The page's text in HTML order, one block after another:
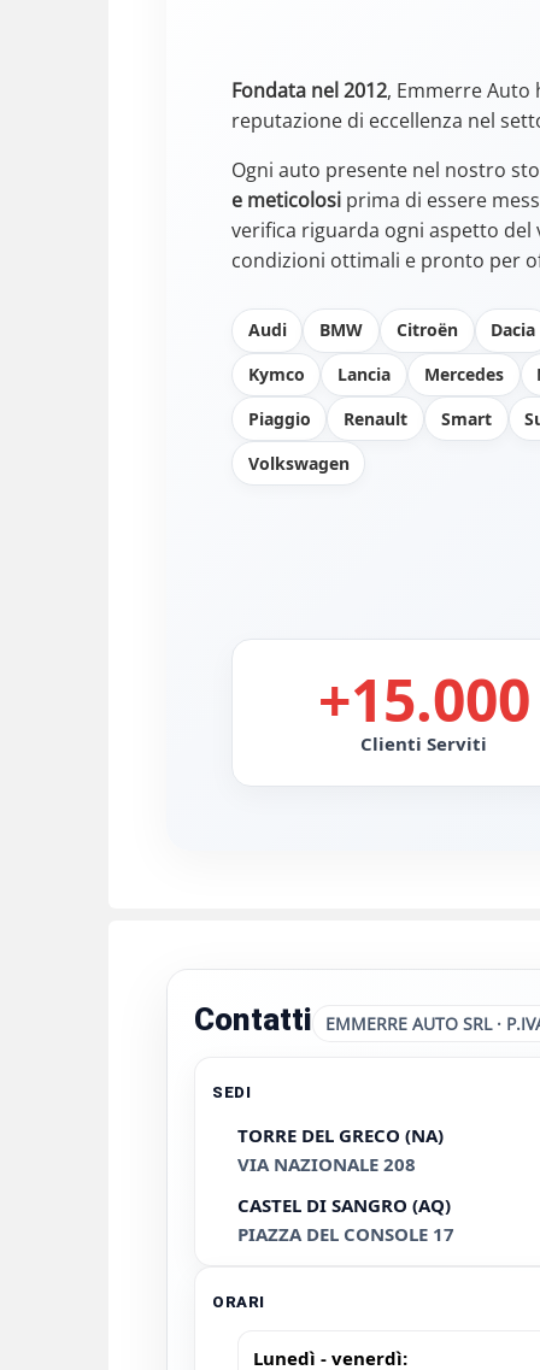
Fondata nel 2012, Emmerre Auto
reputazione di eccellenza nel
Ogni auto presente nel nostro
e meticolosiprima di essere
verifica riguarda ogni aspetto del
condizioni ottimali e pronto per
Audi BMW Citroën Dacia
Kymco
Lancia Mercedes
Piaggio
Renault Smart
Volkswagen
+15.000
Clienti Serviti
Contatti EMMERRE AUTO SRL ·
SEDI
TORRE DEL GRECO (NA)
VIA NAZIONALE 208
CASTEL DI SANGRO (AQ)
PIAZZA DEL CONSOLE 17
ORARI
Lunedì - venerdì: